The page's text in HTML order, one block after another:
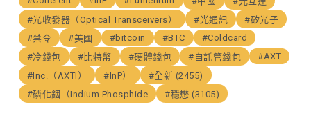
#光收發器（Optical Transceivers）
#光通訊
#矽光子
#禁令
#美國 #bitcoin #BTC
#Coldcard
#冷錢包
#比特幣 #硬體錢包 #自託管錢包
#AXT
#Inc.（AXTI）
#InP）
#全新 (2455)
#磷化銦（Indium Phosphide
#穩懋 (3105)